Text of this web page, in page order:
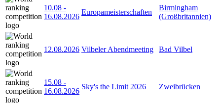
10.08 -
16.08.2026
Europameisterschaften
Birmingham
(Großbritannien)
12.08.2026 Vilbeler Abendmeeting Bad Vilbel
15.08 -
16.08.2026
Sky's the Limit 2026 Zweibrücken